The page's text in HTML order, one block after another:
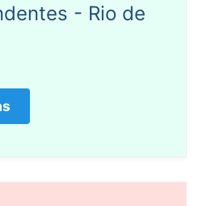
- Rio de